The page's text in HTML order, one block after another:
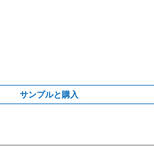
サンプルと購入